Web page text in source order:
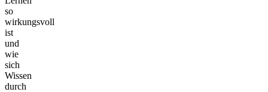
so
wirkungsvoll
ist
und
wie
sich
Wissen
durch